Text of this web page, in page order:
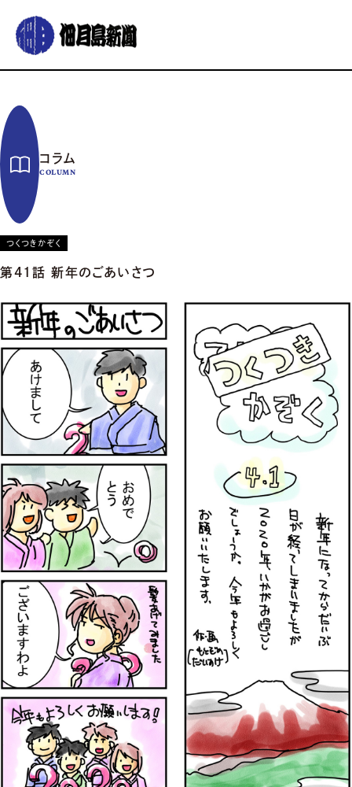
グルメ おでかけ 暮らす
佃月島新聞の紹介
お知らせ
つくつきかぞく
第41話 新年のごあいさつ
コラム
COLUMN